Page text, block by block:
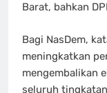
Barat, bahkan
Bagi NasDem,
meningkatkan
mengembalikan
seluruh